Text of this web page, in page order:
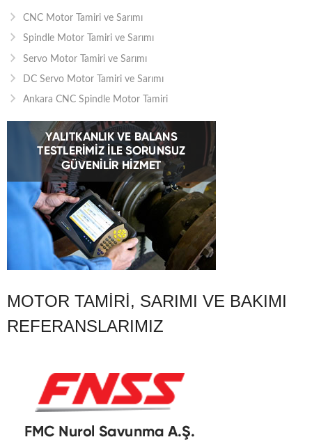
CNC Motor Tamiri ve Sarımı
Spindle Motor Tamiri ve Sarımı
Servo Motor Tamiri ve Sarımı
DC Servo Motor Tamiri ve Sarımı
Ankara CNC Spindle Motor Tamiri
MOTOR TAMIRI, SARIMI VE BAKIMI
REFERANSLARIMIZ